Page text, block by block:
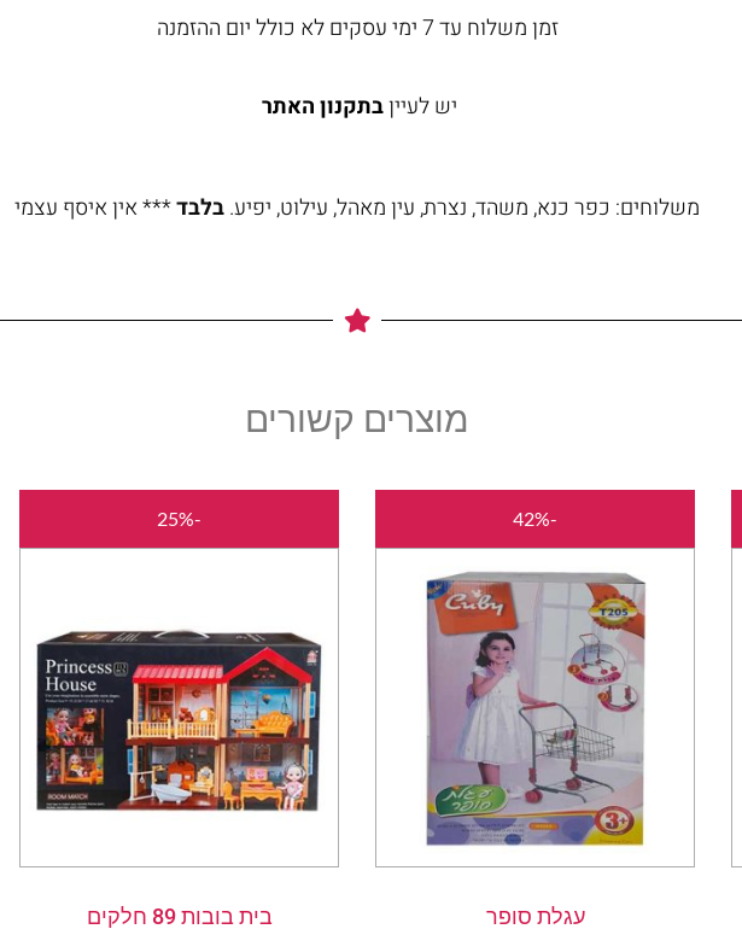
זמן משלוח עד 7 ימי עסקים לא כולל יום ההזמנה
יש לעייןבתקנון האתר
משלוחים: כפר כנא, משהד, נצרת, עין מאהל, עילוט, יפיע.בלבד*** אין איסף עצמי
מוצרים קשורים
-42%
עגלת סופר
המקורי
היה:
₪165.00.
הוא:
₪95.00.
-25%
בית בובות 89 חלקים
המקורי
היה:
הוא: